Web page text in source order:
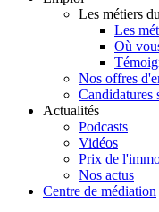
Les métiers
Les
Où
Nos offres
Candidatures
Actualités
Podcasts
Vidéos
Prix de
Nos actus
Centre de médiation